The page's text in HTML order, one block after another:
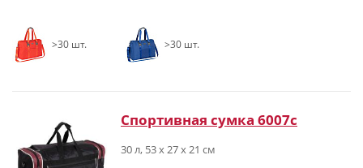
>30 шт. >30 шт.
Спортивная сумка 6007с
30 л, 53 х 27 х 21 см